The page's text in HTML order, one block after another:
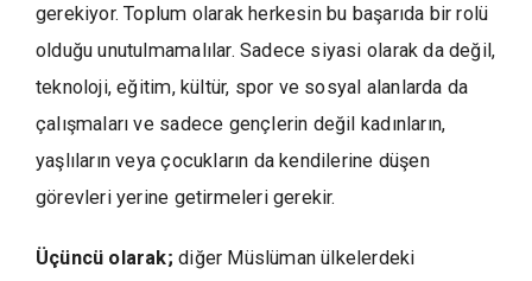
gerekiyor. Toplum olarak herkesin bu başarıda bir rolü
olduğu unutulmamalılar. Sadece siyasi olarak da değil,
teknoloji, eğitim, kültür, spor ve sosyal alanlarda da
çalışmaları ve sadece gençlerin değil kadınların,
yaşlıların veya çocukların da kendilerine düşen
görevleri yerine getirmeleri gerekir.
Üçüncü olarak; diğer Müslüman ülkelerdeki